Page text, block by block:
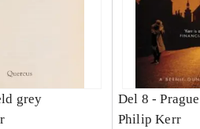
grey
Del 8 -
Philip Kerr